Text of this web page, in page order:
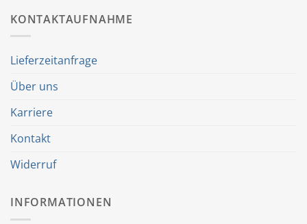
KONTAKTAUFNAHME
Lieferzeitanfrage
Über uns
Karriere
Kontakt
Widerruf
INFORMATIONEN